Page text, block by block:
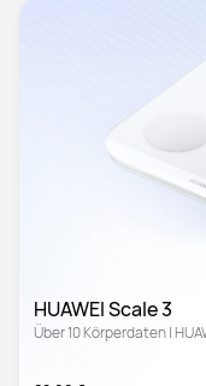
HUAWEI Scale 3
Über 10 Körperdaten |